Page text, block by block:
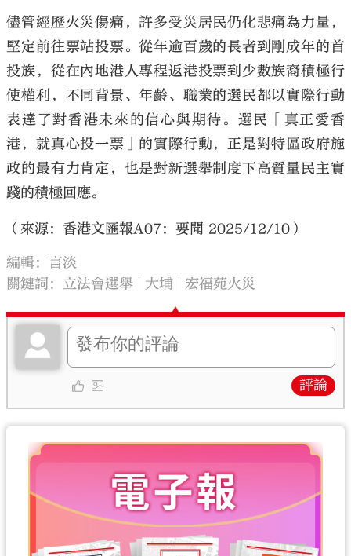
儘管經歷火災傷痛，許多受災居民仍化悲痛為力量，
堅定前往票站投票。從年逾百歲的長者到剛成年的首
投族，從在內地港人專程返港投票到少數族裔積極行
使權利，不同背景、年齡、職業的選民都以實際行動
表達了對香港未來的信心與期待。選民「真正愛香
港，就真心投一票」的實際行動，正是對特區政府施
政的最有力肯定，也是對新選舉制度下高質量民主實
踐的積極回應。
（來源：香港文匯報A07：要聞 2025/12/10）
編輯：言淡
關鍵詞： 立法會選舉 大埔 宏福苑火災
評論